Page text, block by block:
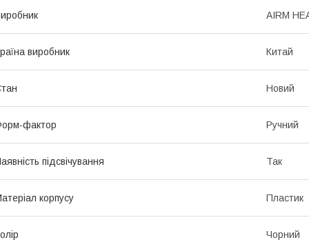
AIRM
виробник Китай
Новий
фактор Ручний
підсвічування Так
корпусу Пластик
Чорний